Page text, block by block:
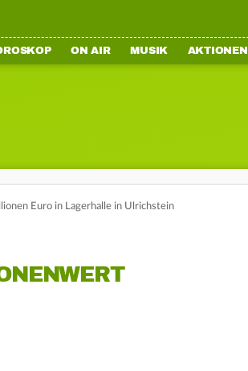
ON AIR MUSIK AKTIONEN
Euro in Lagerhalle in Ulrichstein